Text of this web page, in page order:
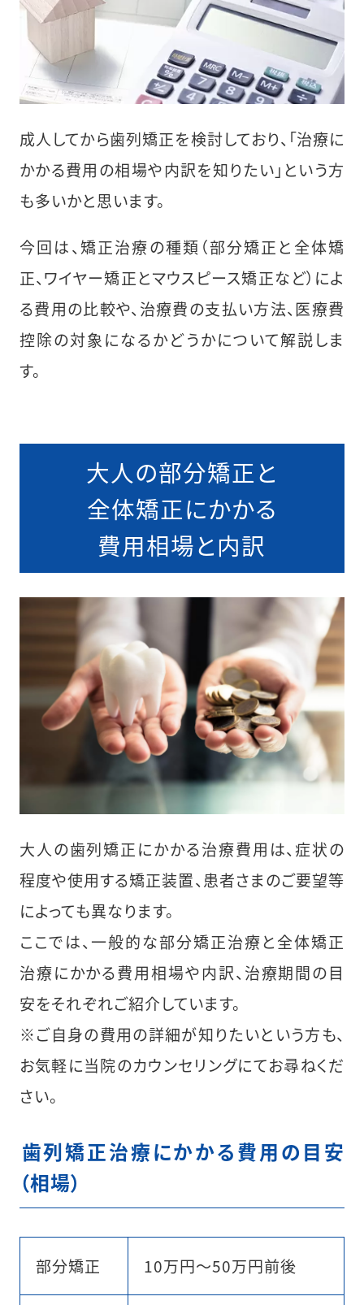
成人してから歯列矯正を検討しており、「治療に
かかる費用の相場や内訳を知りたい」という方
も多いかと思います。
今回は、矯正治療の種類（部分矯正と全体矯
正、ワイヤー矯正とマウスピース矯正など）によ
る費用の比較や、治療費の支払い方法、医療費
控除の対象になるかどうかについて解説しま
す。
大人の部分矯正と
全体矯正にかかる
費用相場と内訳
大人の歯列矯正にかかる治療費用は、症状の
程度や使用する矯正装置、患者さまのご要望等
によっても異なります。
ここでは、一般的な部分矯正治療と全体矯正
治療にかかる費用相場や内訳、治療期間の目
安をそれぞれご紹介しています。
※ご自身の費用の詳細が知りたいという方も、
お気軽に当院のカウンセリングにてお尋ねくだ
さい。
︎歯列矯正治療にかかる費用の目安
（相場）
部分矯正 10万円〜50万円前後